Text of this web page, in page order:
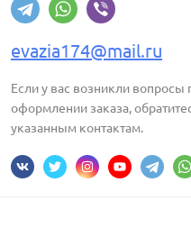
evazia174@mail.ru
Если у вас возникли вопросы
оформлении заказа,
указанным контактам.